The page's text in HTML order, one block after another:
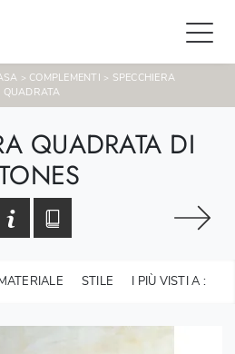
> COMPLEMENTI > SPECCHIERA
QUADRATA
QUADRATA DI
STILE I PIÙ VISTI A :